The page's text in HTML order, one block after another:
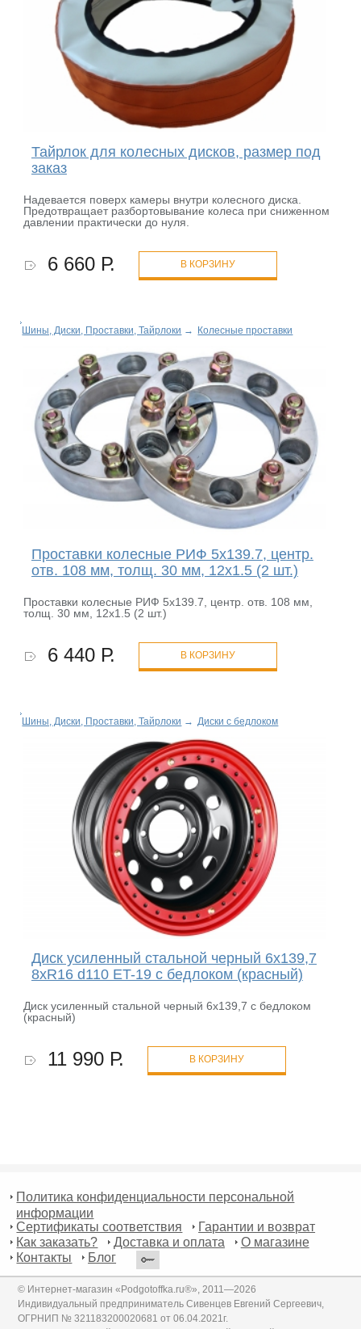
Тайрлок для колесных дисков, размер под
заказ
Надевается поверх камеры внутри колесного диска.
Предотвращает разбортовывание колеса при сниженном
давлении практически до нуля.
6 660 Р. В КОРЗИНУ
Шины, Диски, Проставки, Тайрлоки → Колесные проставки
Проставки колесные РИФ 5x139.7, центр.
отв. 108 мм, толщ. 30 мм, 12x1.5 (2 шт.)
Проставки колесные РИФ 5x139.7, центр. отв. 108 мм,
толщ. 30 мм, 12x1.5 (2 шт.)
6 440 Р. В КОРЗИНУ
Шины, Диски, Проставки, Тайрлоки → Диски с бедлоком
Диск усиленный стальной черный 6x139,7
8xR16 d110 ET-19 с бедлоком (красный)
Диск усиленный стальной черный 6x139,7 с бедлоком
(красный)
11 990 Р. В КОРЗИНУ
Политика конфиденциальности персональной
информации
Сертификаты соответствия
Гарантии и возврат
Как заказать?
Доставка и оплата
О магазине
Контакты
Блог
© Интернет-магазин «Podgotoffka.ru®», 2011—2026
Индивидуальный предприниматель Сивенцев Евгений Сергеевич,
ОГРНИП № 321183200020681 от 06.04.2021г.